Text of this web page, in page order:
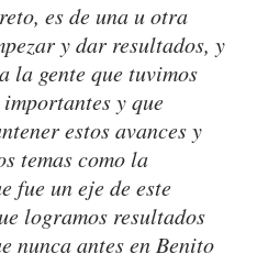
es de una u otra
y dar resultados, y
la gente que tuvimos
y que
estos avances y
temas como la
fue un eje de este
logramos resultados
nunca antes en Benito